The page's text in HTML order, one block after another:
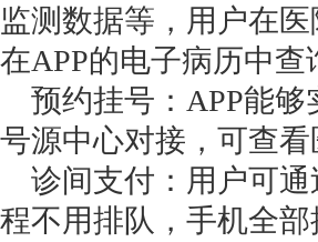
监测数据等，用户在
在APP的电子病历中
预约挂号：APP能够
号源中心对接，可查
诊间支付：用户可通
程不用排队，手机全